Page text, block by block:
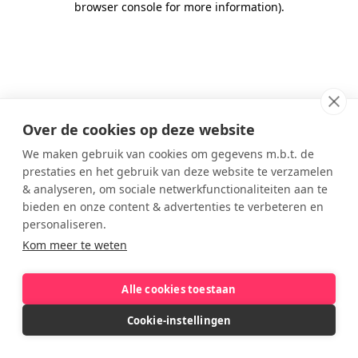
Over de cookies op deze website
We maken gebruik van cookies om gegevens m.b.t. de
prestaties en het gebruik van deze website te verzamelen
& analyseren, om sociale netwerkfunctionaliteiten aan te
bieden en onze content & advertenties te verbeteren en
personaliseren.
Kom meer te weten
Alle cookies toestaan
Cookie-instellingen
browser console for more information).